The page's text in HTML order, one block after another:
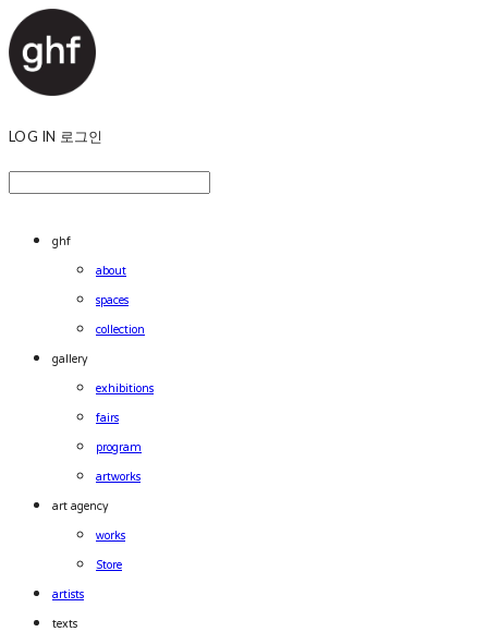
LOG IN 로그인
ghf
about
spaces
collection
gallery
exhibitions
fairs
program
artworks
art agency
works
Store
artists
texts